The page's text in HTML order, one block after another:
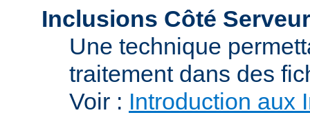
Inclusions Côté
Une technique
traitement dans des
Voir : Introduction aux